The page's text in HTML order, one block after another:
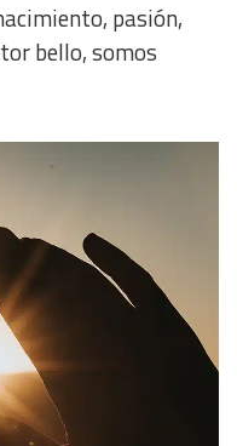
pasión,
bello, somos